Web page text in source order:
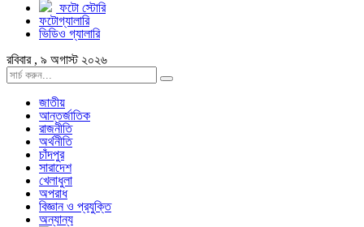
ফটো স্টোরি
ফটোগ্যালারি
ভিডিও গ্যালারি
রবিবার , ৯ অগাস্ট ২০২৬
জাতীয়
আন্তর্জাতিক
রাজনীতি
অর্থনীতি
চাঁদপুর
সারাদেশ
খেলাধুলা
অপরাধ
বিজ্ঞান ও প্রযুক্তি
অন্যান্য